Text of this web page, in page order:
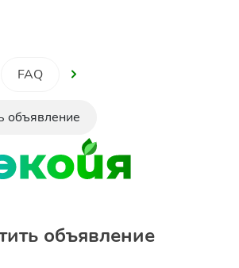
FAQ
объявление
объявление